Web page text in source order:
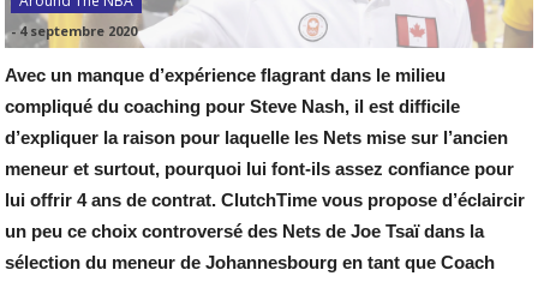
- 4 septembre 2020
Avec un manque d’expérience flagrant dans le milieu
compliqué du coaching pour Steve Nash, il est difficile
d’expliquer la raison pour laquelle les Nets mise sur l’ancien
meneur et surtout, pourquoi lui font-ils assez confiance pour
lui offrir 4 ans de contrat. ClutchTime vous propose d’éclaircir
un peu ce choix controversé des Nets de Joe Tsaï dans la
sélection du meneur de Johannesbourg en tant que Coach